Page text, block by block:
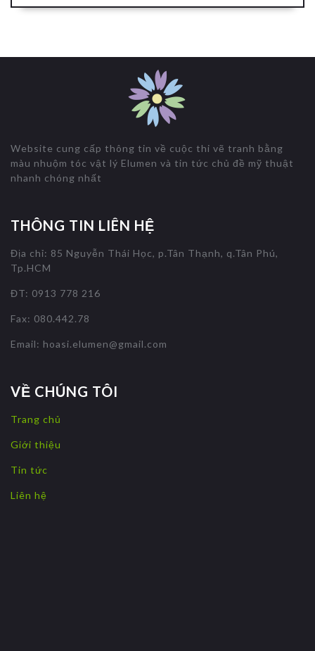
Website cung cấp thông tin về cuộc thi vẽ tranh bằng
màu nhuộm tóc vật lý Elumen và tin tức chủ đề mỹ thuật
nhanh chóng nhất
THÔNG TIN LIÊN HỆ
Địa chỉ: 85 Nguyễn Thái Học, p.Tân Thạnh, q.Tân Phú,
Tp.HCM
ĐT: 0913 778 216
Fax: 080.442.78
Email: hoasi.elumen@gmail.com
VỀ CHÚNG TÔI
Trang chủ
Giới thiệu
Tin tức
Liên hệ